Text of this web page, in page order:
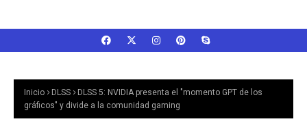
Inicio DLSS
DLSS 5: NVIDIA presenta el "momento GPT de los
gráficos" y divide a la comunidad gaming